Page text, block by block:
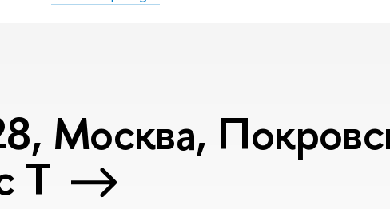
Москва,
T